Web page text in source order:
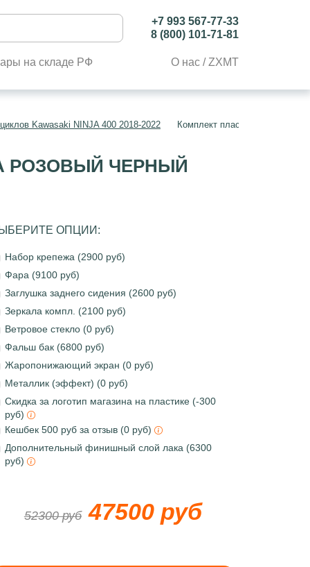
+7 993 567-77-33
8 (800) 101-71-81
на складе РФ О нас / ZXMT
Kawasaki NINJA 400 2018-2022 Комплект пластика Kawasaki
РОЗОВЫЙ ЧЕРНЫЙ
ОПЦИИ:
Набор крепежа (2900 руб)
Фара (9100 руб)
Заглушка заднего сидения (2600 руб)
Зеркала компл. (2100 руб)
Ветровое стекло (0 руб)
Фальш бак (6800 руб)
Жаропонижающий экран (0 руб)
Металлик (эффект) (0 руб)
Скидка за логотип магазина на пластике (-300
руб)
Кешбек 500 руб за отзыв (0 руб)
Дополнительный финишный слой лака (6300
руб)
52300 руб 47500 руб